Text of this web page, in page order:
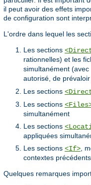
il peut avoir des effets
de configuration sont
L'ordre dans lequel les
Les sections
rationnelles) et les
simultanément
autorisé, de
Les sections
Les sections
simultanément
Les sections
appliquées
Les sections <If>,
contextes
Quelques remarques